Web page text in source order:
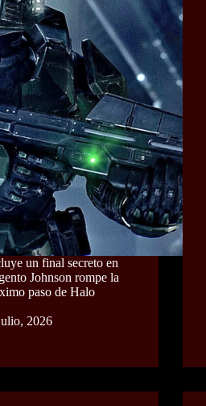
un final secreto en
Johnson rompe la
paso de Halo
2026